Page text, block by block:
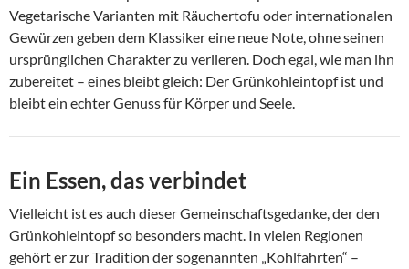
Vegetarische Varianten mit Räuchertofu oder internationalen
Gewürzen geben dem Klassiker eine neue Note, ohne seinen
ursprünglichen Charakter zu verlieren. Doch egal, wie man ihn
zubereitet – eines bleibt gleich: Der Grünkohleintopf ist und
bleibt ein echter Genuss für Körper und Seele.
Ein Essen, das verbindet
Vielleicht ist es auch dieser Gemeinschaftsgedanke, der den
Grünkohleintopf so besonders macht. In vielen Regionen
gehört er zur Tradition der sogenannten „Kohlfahrten“ –